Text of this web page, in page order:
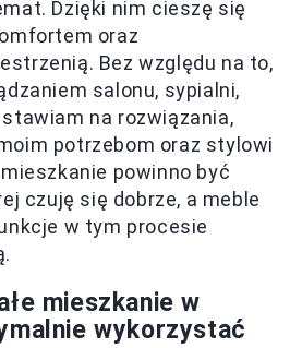
Dzięki nim cieszę się
oraz
Bez względu na to,
salonu, sypialni,
na rozwiązania,
potrzebom oraz stylowi
powinno być
czuję się dobrze, a meble
w tym procesie
mieszkanie w
wykorzystać